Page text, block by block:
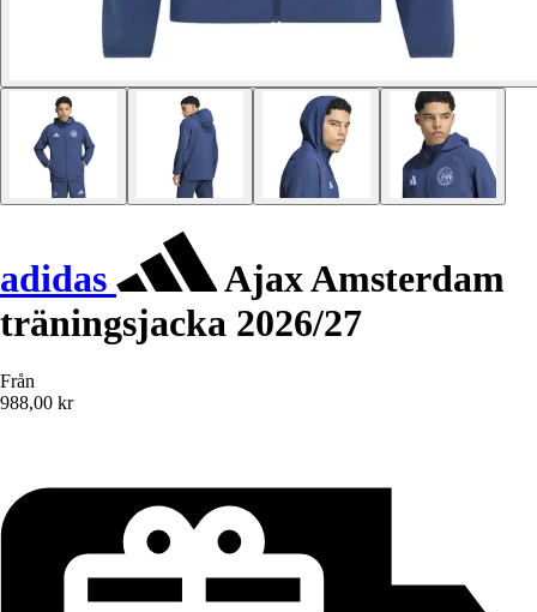
adidas
Ajax Amsterdam
träningsjacka 2026/27
Från
988,00 kr